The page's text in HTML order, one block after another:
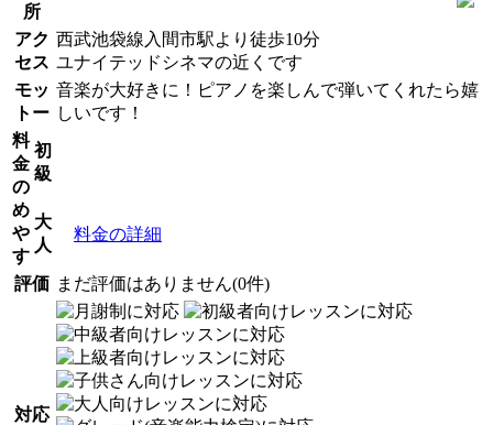
所
アク
セス
西武池袋線入間市駅より徒歩10分
ユナイテッドシネマの近くです
モッ
トー
音楽が大好きに！ピアノを楽しんで弾いてくれたら嬉
しいです！
料
金
の
め
や
す
初
級
大
人
料金の詳細
評価 まだ評価はありません(0件)
対応